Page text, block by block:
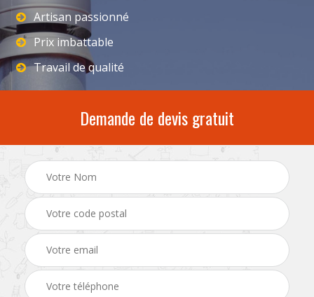
Artisan passionné
Prix imbattable
Travail de qualité
Demande de devis gratuit